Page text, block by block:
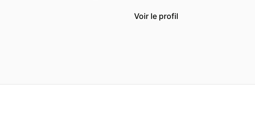
Voir le profil